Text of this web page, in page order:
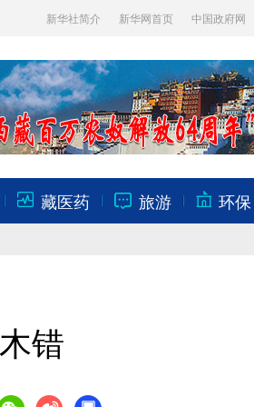
新华社简介 新华网首页 中国政府网
藏医药 旅游 环保
错